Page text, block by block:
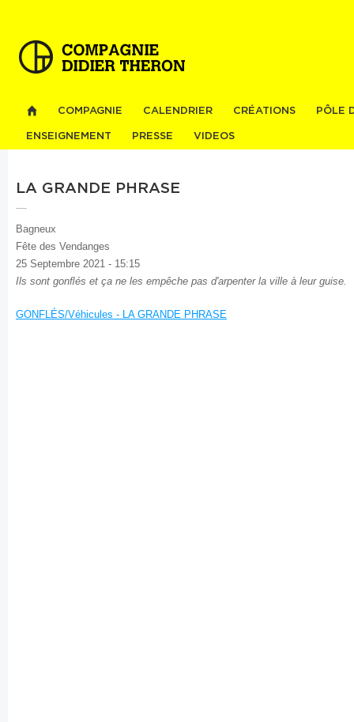
COMPAGNIE CALENDRIER CRÉATIONS PÔLE
ENSEIGNEMENT PRESSE VIDEOS
LA GRANDE PHRASE
Bagneux
Fête des Vendanges
25 Septembre 2021 - 15:15
Ils sont gonﬂés et ça ne les empêche pas d'arpenter la ville à leur guise.
GONFLÉS/Véhicules - LA GRANDE PHRASE